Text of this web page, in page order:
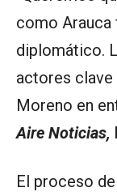
como
diplomático.
actores
Moreno en
Aire Noticias,
El proceso